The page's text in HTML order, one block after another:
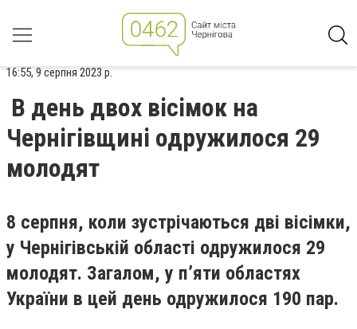
16:55, 9 серпня 2023 р.
В день двох вісімок на
Чернігівщині одружилося 29
молодят
8 серпня, коли зустрічаються дві вісімки,
у Чернігівській області одружилося 29
молодят. Загалом, у п’яти областях
України в цей день одружилося 190 пар.